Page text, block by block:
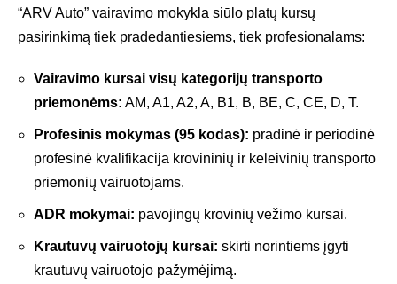
“ARV Auto” vairavimo mokykla siūlo platų kursų
pasirinkimą tiek pradedantiesiems, tiek profesionalams:
Vairavimo kursai visų kategorijų transporto
priemonėms: AM, A1, A2, A, B1, B, BE, C, CE, D, T.
Profesinis mokymas (95 kodas): pradinė ir periodinė
profesinė kvalifikacija krovininių ir keleivinių transporto
priemonių vairuotojams.
ADR mokymai: pavojingų krovinių vežimo kursai.
Krautuvų vairuotojų kursai: skirti norintiems įgyti
krautuvų vairuotojo pažymėjimą.